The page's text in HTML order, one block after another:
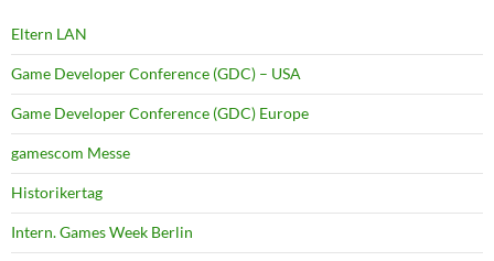
Eltern LAN
Game Developer Conference (GDC) – USA
Game Developer Conference (GDC) Europe
gamescom Messe
Historikertag
Intern. Games Week Berlin